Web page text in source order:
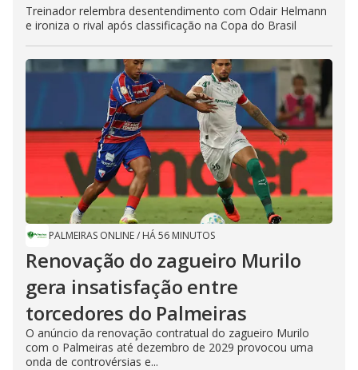
Treinador relembra desentendimento com Odair Helmann
e ironiza o rival após classificação na Copa do Brasil
PALMEIRAS ONLINE/ HÁ 56 MINUTOS
Renovação do zagueiro Murilo
gera insatisfação entre
torcedores do Palmeiras
O anúncio da renovação contratual do zagueiro Murilo
com o Palmeiras até dezembro de 2029 provocou uma
onda de controvérsias e...